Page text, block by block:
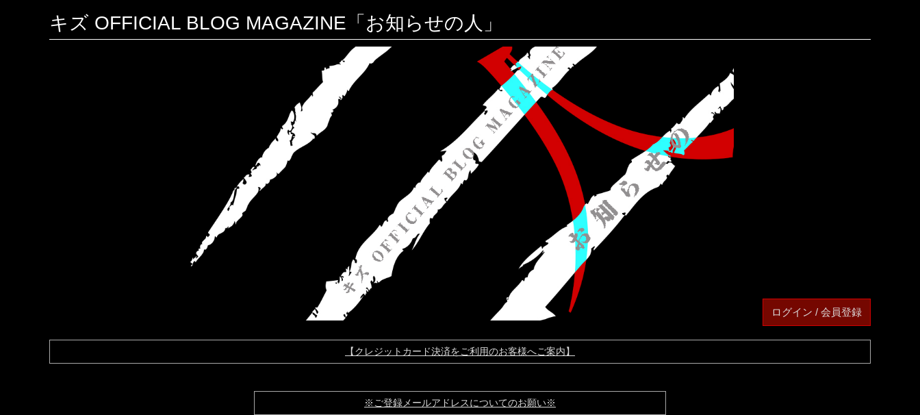
キズ OFFICIAL BLOG MAGAZINE「お知らせの人」
ログイン / 会員登録
【クレジットカード決済をご利用のお客様へご案内】
※ご登録メールアドレスについてのお願い※